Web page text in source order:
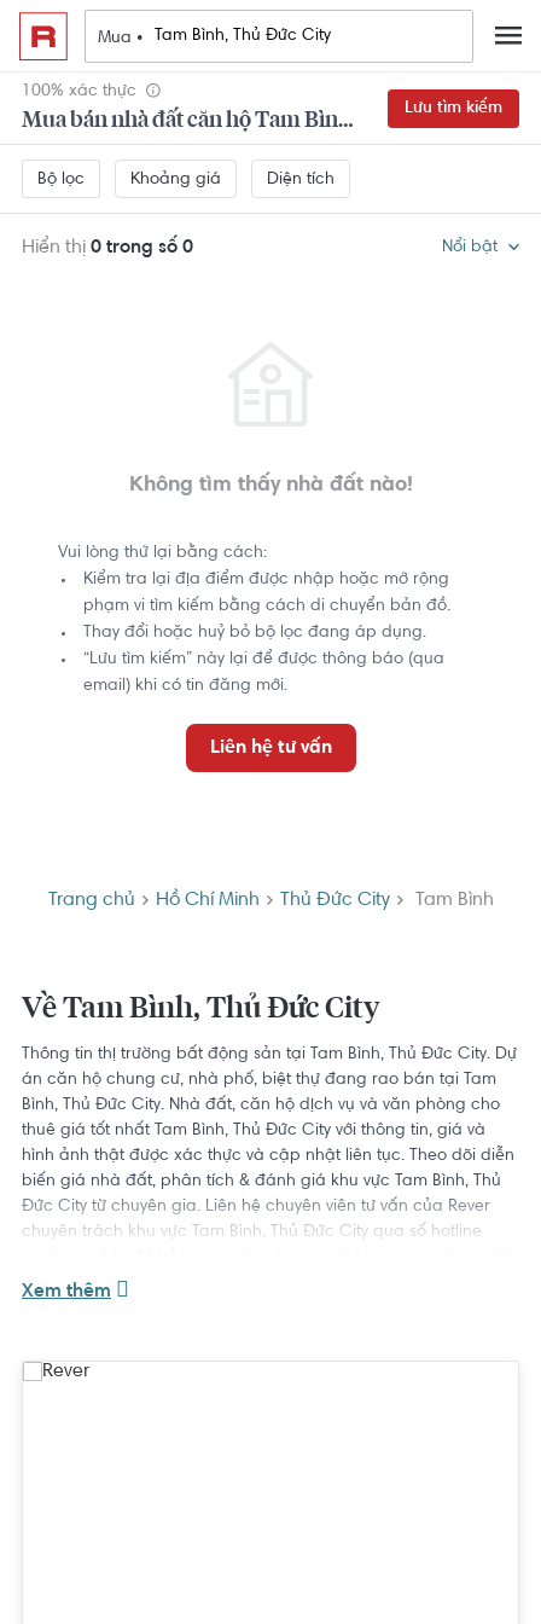
Mua •
100% xác thực
Mua bán nhà đất căn hộ Tam Bình, Thủ Đức City
Lưu tìm kiếm
Bộ lọc Khoảng giá Diện tích
Hiển thị 0 trong số 0 Nổi bật
Không tìm thấy nhà đất nào!
Vui lòng thử lại bằng cách:
Kiểm tra lại địa điểm được nhập hoặc mở rộng
phạm vi tìm kiếm bằng cách di chuyển bản đồ.
Thay đổi hoặc huỷ bỏ bộ lọc đang áp dụng.
“Lưu tìm kiếm” này lại để được thông báo (qua
email) khi có tin đăng mới.
Liên hệ tư vấn
Trang chủ Hồ Chí Minh Thủ Đức City Tam Bình
Về Tam Bình, Thủ Đức City
Thông tin thị trường bất động sản tại Tam Bình, Thủ Đức City. Dự
án căn hộ chung cư, nhà phố, biệt thự đang rao bán tại Tam
Bình, Thủ Đức City. Nhà đất, căn hộ dịch vụ và văn phòng cho
thuê giá tốt nhất Tam Bình, Thủ Đức City với thông tin, giá và
hình ảnh thật được xác thực và cập nhật liên tục. Theo dõi diễn
biến giá nhà đất, phân tích & đánh giá khu vực Tam Bình, Thủ
Đức City từ chuyên gia. Liên hệ chuyên viên tư vấn của Rever
chuyên trách khu vực Tam Bình, Thủ Đức City qua số hotline
nhất.
Xem thêm